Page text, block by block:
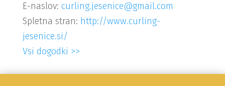
E-naslov: curling.jesenice@gmail.com
Spletna stran: http://www.curling-
jesenice.si/
Vsi dogodki >>